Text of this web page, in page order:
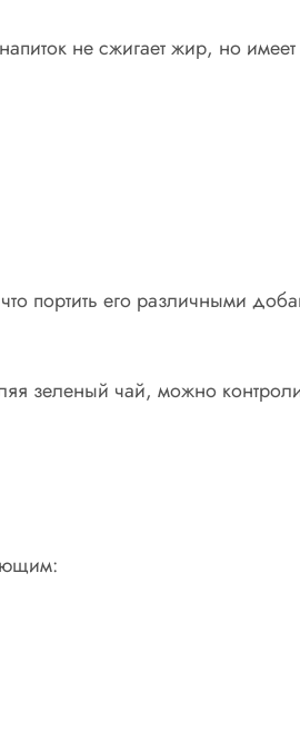
не сжигает жир, но
портить его различными
зеленый чай, можно